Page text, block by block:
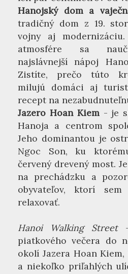
Hanojský dom a
tradičný dom z 19.
vojny aj
atmosfére sa
najslávnejší nápoj
Zistíte, prečo túto
milujú domáci aj
recept na
Jazero Hoan Kiem- je
Hanoja a centrom
Jeho dominantou je
Ngoc Son, ku
červený drevený most.
na prechádzku a
obyvateľov, ktorí
relaxovať.
Hanoi Walking Street
piatkového večera do
okolí Jazera Hoan
a niekoľko priľahlých